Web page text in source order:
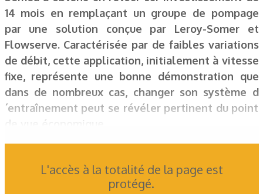
14 mois en remplaçant un groupe de pompage
par une solution conçue par Leroy-Somer et
Flowserve. Caractérisée par de faibles variations
de débit, cette application, initialement à vitesse
fixe, représente une bonne démonstration que
dans de nombreux cas, changer son système d
´entraînement peut se révéler pertinent du point
de vue économique.
L'accès à la totalité de la page est
protégé.